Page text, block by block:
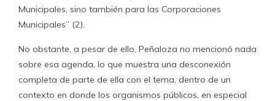
Municipales, sino también para las Corporaciones
Municipales” (2).
No obstante, a pesar de ello, Peñaloza no mencionó nada
sobre esa agenda, lo que muestra una desconexión
completa de parte de ella con el tema, dentro de un
contexto en donde los organismos públicos, en especial